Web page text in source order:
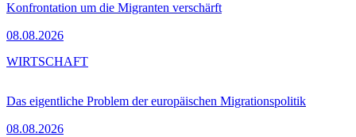
Konfrontation um die Migranten verschärft
08.08.2026
Das eigentliche Problem der europäischen Migrationspolitik
08.08.2026
WIRTSCHAFT